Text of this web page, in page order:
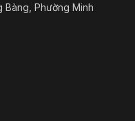
Phường Minh